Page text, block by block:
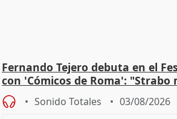
Fernando Tejero debuta en el
con 'Cómicos de Roma': "Strabo
Sonido Totales 03/08/2026